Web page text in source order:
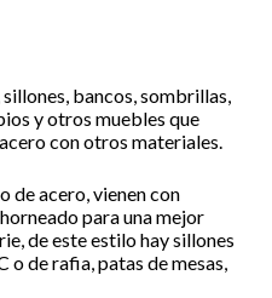
bancos, sombrillas,
y otros muebles que
con otros materiales.
de acero, vienen con
para una mejor
de este estilo hay sillones
o de rafia, patas de mesas,